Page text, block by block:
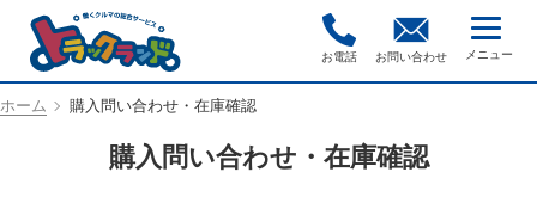
お電話 お問い合わせ
ホーム 購入問い合わせ・在庫確認
購入問い合わせ・在庫確認